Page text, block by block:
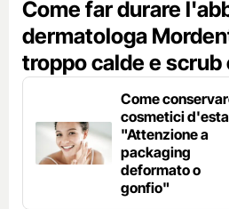
Come far durare
dermatologa
troppo calde e scrub
Come
cosmetici
"Attenzione a
packaging
deformato o
gonfio"